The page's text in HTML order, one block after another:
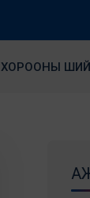
ХОРООНЫ